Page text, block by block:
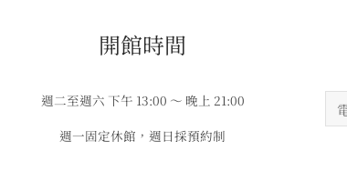
​​開館時間
週二至週六 下午 13:00 ～ 晚上 21:00
週一固定休館，週日採預約制